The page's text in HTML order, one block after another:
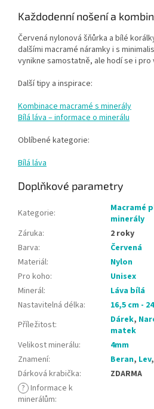
Každodenní nošení a
Červená nylonová šňůrka a bílé
dalšími macramé náramky i s
vynikne samostatně, ale hodí se i
Další tipy a inspirace:
Kombinace macramé s minerály
Bílá láva – informace o minerálu
Oblíbené kategorie:
Bílá láva
Doplňkové parametry
Kategorie:
Macramé
minerály
Záruka:
2 roky
Barva:
Červená
Materiál:
Nylon
Pro koho:
Unisex
Minerál:
Láva bílá
Nastavitelná délka:
16,5 cm -
Příležitost: Dárek,
matek
Velikost minerálu:
4mm
Znamení: Beran, Lev,
Dárková krabička:
ZDARMA
? Informace k
minerálům: